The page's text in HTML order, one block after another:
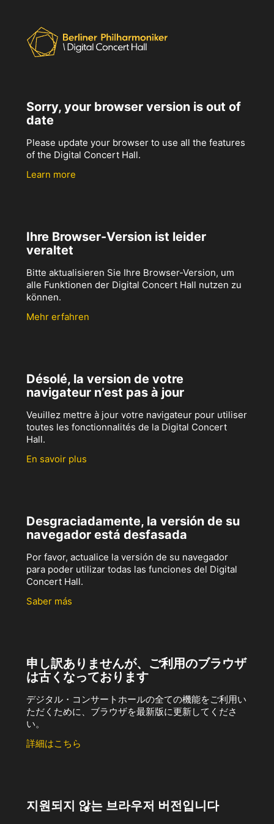
Sorry, your browser version is out of
date
Please update your browser to use all the features
of the Digital Concert Hall.
Learn more
Ihre Browser-Version ist leider
veraltet
Bitte aktualisieren Sie Ihre Browser-Version, um
alle Funktionen der Digital Concert Hall nutzen zu
können.
Mehr erfahren
Désolé, la version de votre
navigateur n’est pas à jour
Veuillez mettre à jour votre navigateur pour utiliser
toutes les fonctionnalités de la Digital Concert
Hall.
En savoir plus
Desgraciadamente, la versión de su
navegador está desfasada
Por favor, actualice la versión de su navegador
para poder utilizar todas las funciones del Digital
Concert Hall.
Saber más
申し訳ありませんが、ご利用のブラウザ
は古くなっております
デジタル・コンサートホールの全ての機能をご利用い
ただくために、ブラウザを最新版に更新してくださ
い。
詳細はこちら
지원되지 않는 브라우저 버전입니다